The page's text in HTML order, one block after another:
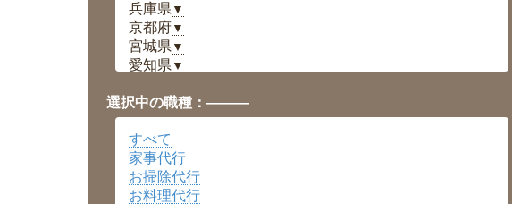
兵庫県 ▼
京都府▼
宮城県 ▼
愛知県 ▼
岡山県▼
広島県▼
沖縄県
選択中の職種：———
すべて
家事代行
お掃除代行
お料理代行